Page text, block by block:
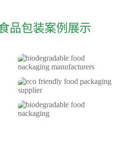
品包装案例展示